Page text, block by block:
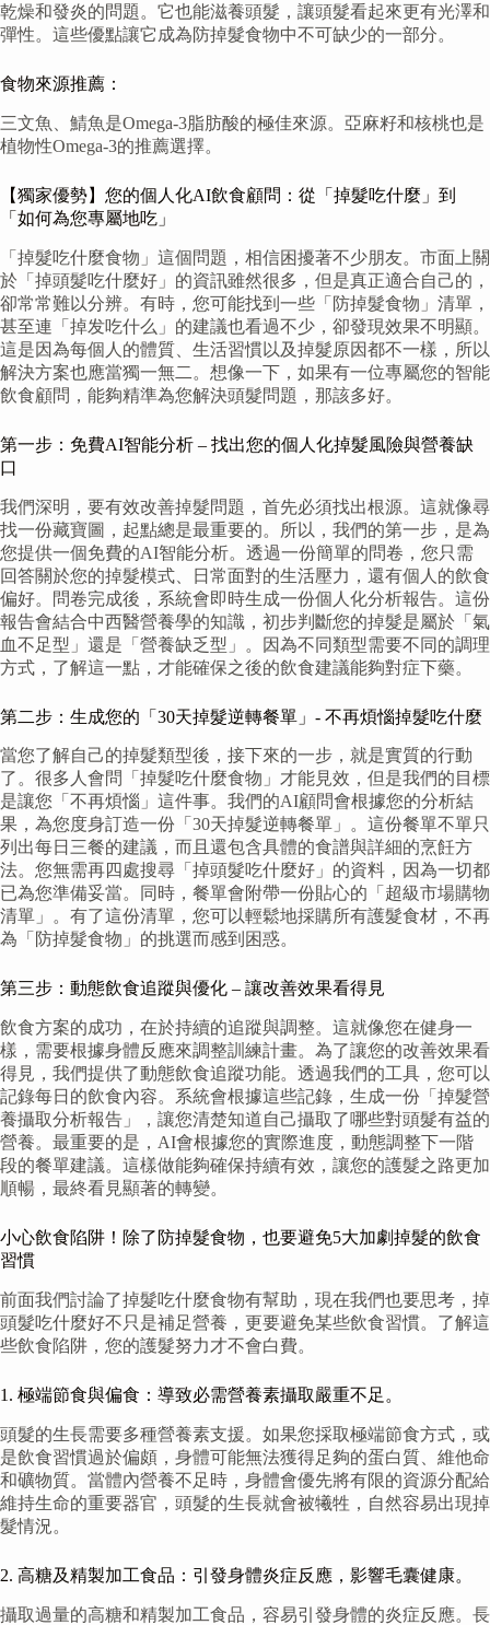
乾燥和發炎的問題。它也能滋養頭髮，讓頭髮看起來更有光澤和
彈性。這些優點讓它成為防掉髮食物中不可缺少的一部分。
食物來源推薦：
三文魚、鯖魚是Omega-3脂肪酸的極佳來源。亞麻籽和核桃也是
植物性Omega-3的推薦選擇。
【獨家優勢】您的個人化AI飲食顧問：從「掉髮吃什麼」到
「如何為您專屬地吃」
「掉髮吃什麼食物」這個問題，相信困擾著不少朋友。市面上關
於「掉頭髮吃什麼好」的資訊雖然很多，但是真正適合自己的，
卻常常難以分辨。有時，您可能找到一些「防掉髮食物」清單，
甚至連「掉发吃什么」的建議也看過不少，卻發現效果不明顯。
這是因為每個人的體質、生活習慣以及掉髮原因都不一樣，所以
解決方案也應當獨一無二。想像一下，如果有一位專屬您的智能
飲食顧問，能夠精準為您解決頭髮問題，那該多好。
第一步：免費AI智能分析 – 找出您的個人化掉髮風險與營養缺
口
我們深明，要有效改善掉髮問題，首先必須找出根源。這就像尋
找一份藏寶圖，起點總是最重要的。所以，我們的第一步，是為
您提供一個免費的AI智能分析。透過一份簡單的問卷，您只需
回答關於您的掉髮模式、日常面對的生活壓力，還有個人的飲食
偏好。問卷完成後，系統會即時生成一份個人化分析報告。這份
報告會結合中西醫營養學的知識，初步判斷您的掉髮是屬於「氣
血不足型」還是「營養缺乏型」。因為不同類型需要不同的調理
方式，了解這一點，才能確保之後的飲食建議能夠對症下藥。
第二步：生成您的「30天掉髮逆轉餐單」- 不再煩惱掉髮吃什麼
當您了解自己的掉髮類型後，接下來的一步，就是實質的行動
了。很多人會問「掉髮吃什麼食物」才能見效，但是我們的目標
是讓您「不再煩惱」這件事。我們的AI顧問會根據您的分析結
果，為您度身訂造一份「30天掉髮逆轉餐單」。這份餐單不單只
列出每日三餐的建議，而且還包含具體的食譜與詳細的烹飪方
法。您無需再四處搜尋「掉頭髮吃什麼好」的資料，因為一切都
已為您準備妥當。同時，餐單會附帶一份貼心的「超級市場購物
清單」。有了這份清單，您可以輕鬆地採購所有護髮食材，不再
為「防掉髮食物」的挑選而感到困惑。
第三步：動態飲食追蹤與優化 – 讓改善效果看得見
飲食方案的成功，在於持續的追蹤與調整。這就像您在健身一
樣，需要根據身體反應來調整訓練計畫。為了讓您的改善效果看
得見，我們提供了動態飲食追蹤功能。透過我們的工具，您可以
記錄每日的飲食內容。系統會根據這些記錄，生成一份「掉髮營
養攝取分析報告」，讓您清楚知道自己攝取了哪些對頭髮有益的
營養。最重要的是，AI會根據您的實際進度，動態調整下一階
段的餐單建議。這樣做能夠確保持續有效，讓您的護髮之路更加
順暢，最終看見顯著的轉變。
小心飲食陷阱！除了防掉髮食物，也要避免5大加劇掉髮的飲食
習慣
前面我們討論了掉髮吃什麼食物有幫助，現在我們也要思考，掉
頭髮吃什麼好不只是補足營養，更要避免某些飲食習慣。了解這
些飲食陷阱，您的護髮努力才不會白費。
1. 極端節食與偏食：導致必需營養素攝取嚴重不足。
頭髮的生長需要多種營養素支援。如果您採取極端節食方式，或
是飲食習慣過於偏頗，身體可能無法獲得足夠的蛋白質、維他命
和礦物質。當體內營養不足時，身體會優先將有限的資源分配給
維持生命的重要器官，頭髮的生長就會被犧牲，自然容易出現掉
髮情況。
2. 高糖及精製加工食品：引發身體炎症反應，影響毛囊健康。
攝取過量的高糖和精製加工食品，容易引發身體的炎症反應。長